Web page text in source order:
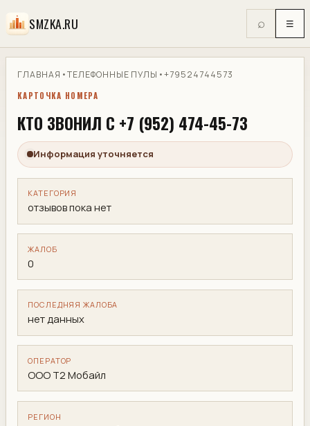
SMZKA.RU ⌕ ☰
ГЛАВНАЯ •ТЕЛЕФОННЫЕ ПУЛЫ •+79524744573
КАРТОЧКА НОМЕРА
КТО ЗВОНИЛ С +7 (952) 474-45-73
Информация уточняется
КАТЕГОРИЯ
отзывов пока нет
ЖАЛОБ
0
ПОСЛЕДНЯЯ ЖАЛОБА
нет данных
ОПЕРАТОР
ООО Т2 Мобайл
РЕГИОН